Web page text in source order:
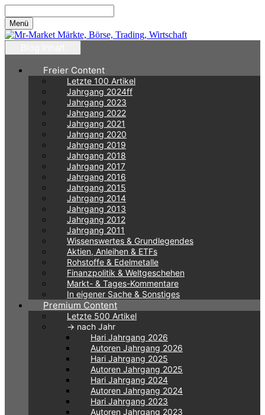
Inhalt
springen
Menü
Freier Content
Letzte 100 Artikel
Jahrgang 2024ff
Jahrgang 2023
Jahrgang 2022
Jahrgang 2021
Jahrgang 2020
Jahrgang 2019
Jahrgang 2018
Jahrgang 2017
Jahrgang 2016
Jahrgang 2015
Jahrgang 2014
Jahrgang 2013
Jahrgang 2012
Jahrgang 2011
Wissenswertes & Grundlegendes
Aktien, Anleihen & ETFs
Rohstoffe & Edelmetalle
Finanzpolitik & Weltgeschehen
Markt- & Tages-Kommentare
In eigener Sache & Sonstiges
Premium Content
Letzte 500 Artikel
-> nach Jahr
Hari Jahrgang 2026
Autoren Jahrgang 2026
Hari Jahrgang 2025
Autoren Jahrgang 2025
Hari Jahrgang 2024
Autoren Jahrgang 2024
Hari Jahrgang 2023
Autoren Jahrgang 2023